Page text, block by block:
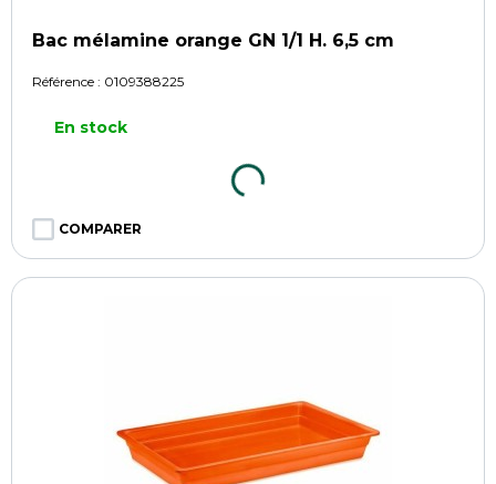
Bac mélamine orange GN 1/1 H. 6,5 cm
Référence : 0109388225
En stock
COMPARER